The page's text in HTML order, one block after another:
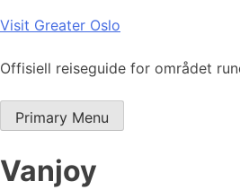
Skip
content
Visit Greater Oslo
Offisiell reiseguide for området
Primary Menu
Vanjoy